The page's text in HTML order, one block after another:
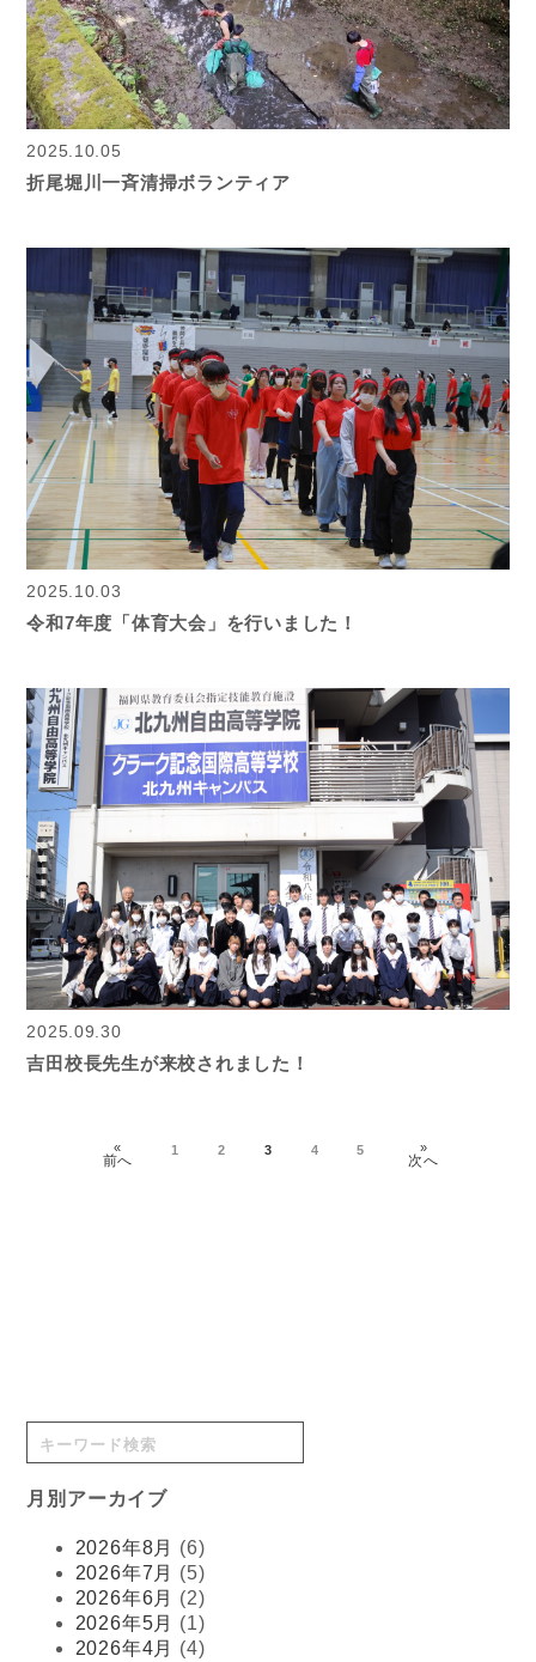
2025.10.05
折尾堀川一斉清掃ボランティア
2025.10.03
令和7年度「体育大会」を行いました！
2025.09.30
吉田校長先生が来校されました！
«
前へ
1 2 3 4 5 »
次へ
月別アーカイブ
2026年8月
(6)
2026年7月
(5)
2026年6月
(2)
2026年5月
(1)
2026年4月
(4)